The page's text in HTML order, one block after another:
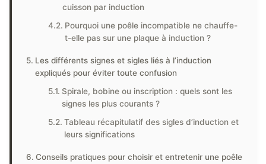
cuisson par induction
Pourquoi une poêle incompatible ne chauffe-
t-elle pas sur une plaque à induction ?
Les différents signes et sigles liés à l’induction
expliqués pour éviter toute confusion
Spirale, bobine ou inscription : quels sont les
signes les plus courants ?
Tableau récapitulatif des sigles d’induction et
leurs significations
Conseils pratiques pour choisir et entretenir une poêle